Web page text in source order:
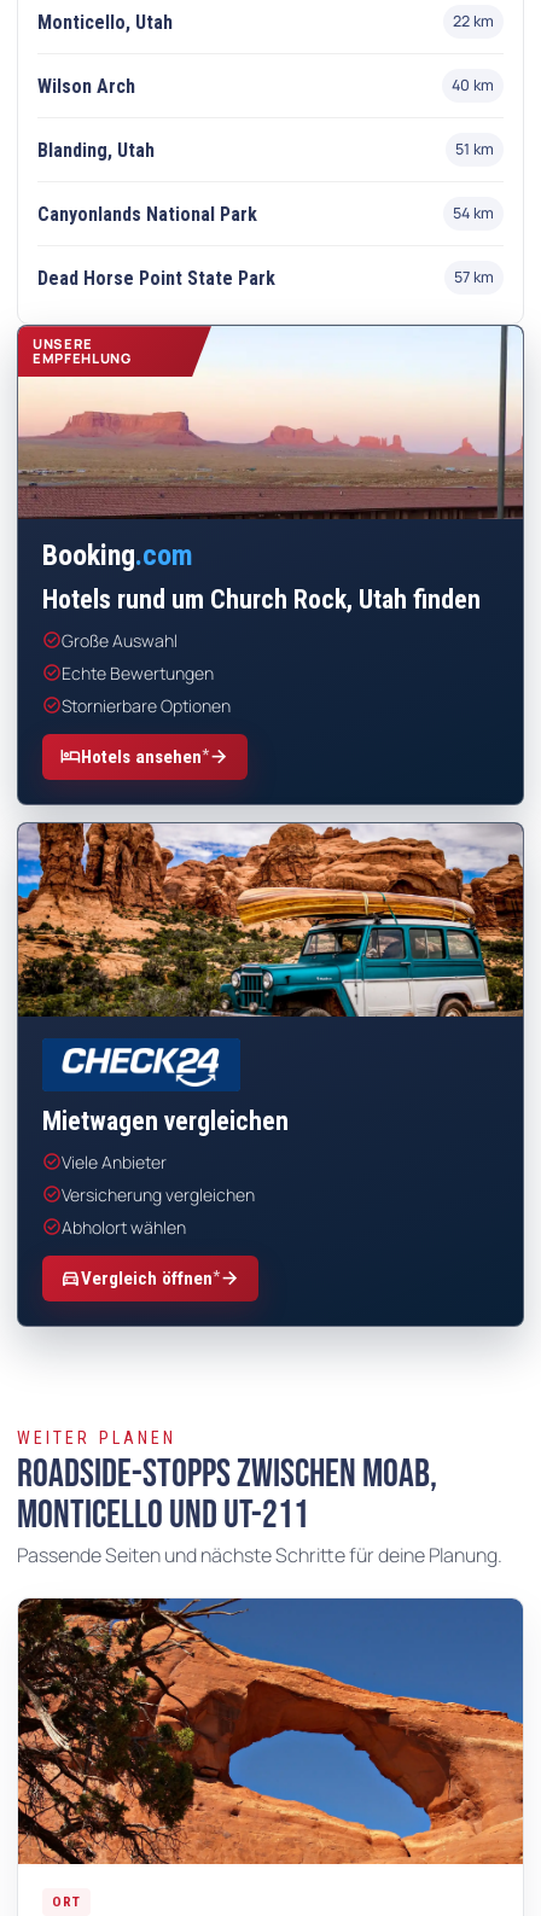
Monticello, Utah 22 km
Wilson Arch 40 km
Blanding, Utah 51 km
Canyonlands National Park 54 km
Dead Horse Point State Park 57 km
UNSERE
EMPFEHLUNG
Booking.com
Hotels rund um Church Rock, Utah finden
check_circleGroße Auswahl
check_circleEchte Bewertungen
check_circleStornierbare Optionen
hotelHotels ansehen*arrow_forward
CHECK24
Mietwagen vergleichen
check_circleViele Anbieter
check_circleVersicherung vergleichen
check_circleAbholort wählen
directions_carVergleich öffnen*arrow_forward
WEITER PLANEN
Roadside-Stopps zwischen Moab,
Monticello und UT-211
Passende Seiten und nächste Schritte für deine Planung.
ORT